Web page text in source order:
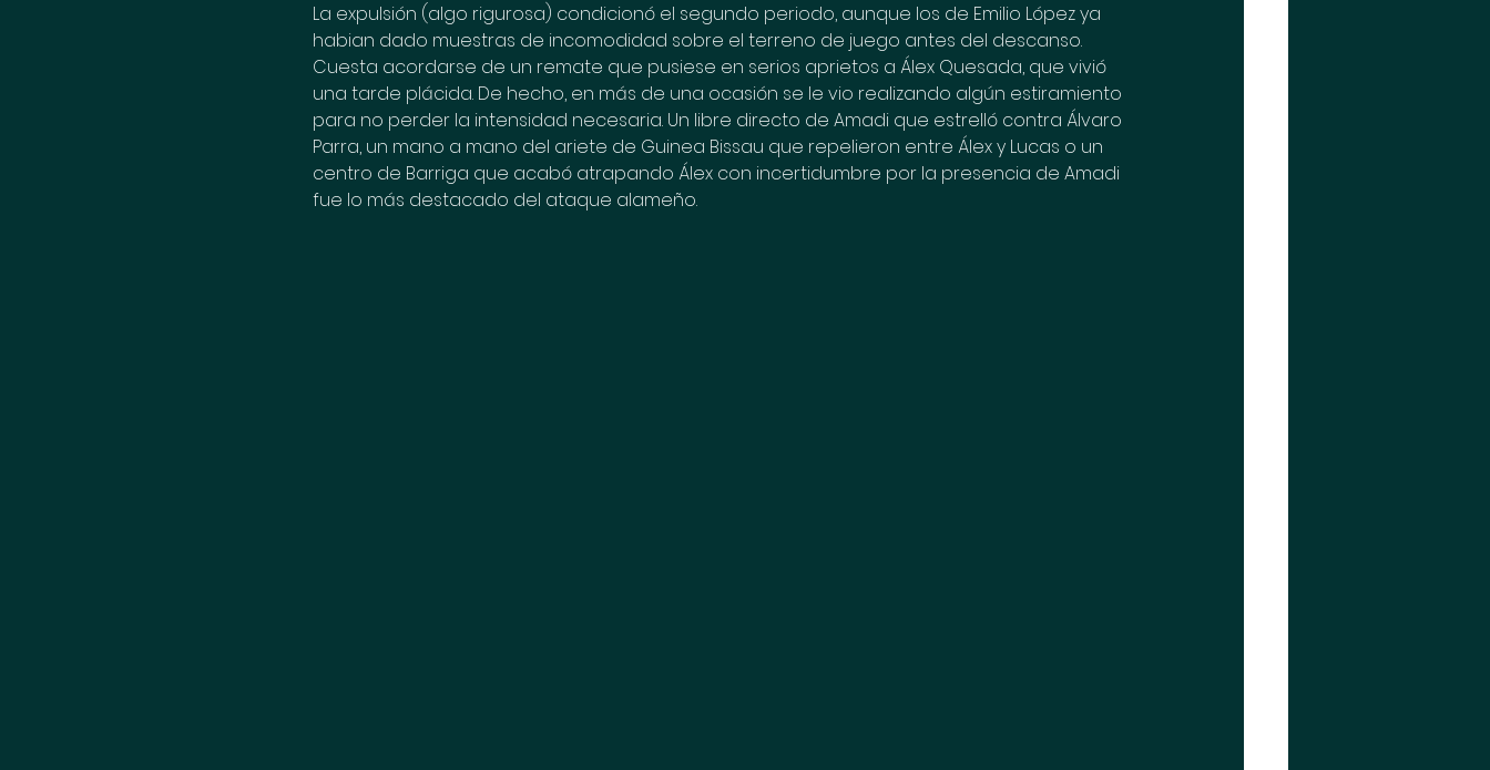
La expulsión (algo rigurosa) condicionó el segundo periodo, aunque los de Emilio López ya
habian dado muestras de incomodidad sobre el terreno de juego antes del descanso.
Cuesta acordarse de un remate que pusiese en serios aprietos a Álex Quesada, que vivió
una tarde plácida. De hecho, en más de una ocasión se le vio realizando algún estiramiento
para no perder la intensidad necesaria. Un libre directo de Amadi que estrelló contra Álvaro
Parra, un mano a mano del ariete de Guinea Bissau que repelieron entre Álex y Lucas o un
centro de Barriga que acabó atrapando Álex con incertidumbre por la presencia de Amadi
fue lo más destacado del ataque alameño.